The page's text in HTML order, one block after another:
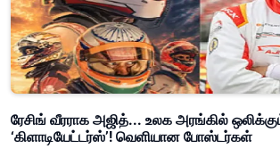
ரேசிங் வீரராக அஜித்... உலக அரங்கில்
‘கிளாடியேட்டர்ஸ்’! வெளியான போஸ்டர்கள்